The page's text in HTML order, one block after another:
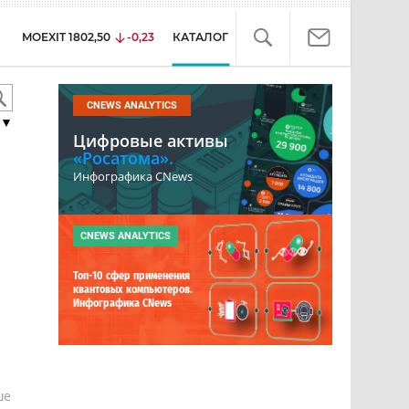
MOEXIT 1802,50 -0,23 КАТАЛОГ
CNEWS ANALYTICS
Цифровые активы
«Росатома».
Инфографика CNews
CNEWS ANALYTICS
Топ-10 сфер применения
квантовых компьютеров.
Инфографика CNews